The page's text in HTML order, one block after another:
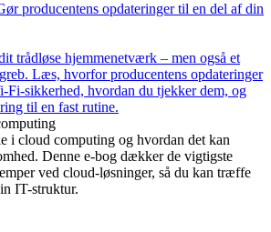
producentens opdateringer til en del af din
trådløse hjemmenetværk – men også et
Læs, hvorfor producentens opdateringer
hvordan du tjekker dem, og
til en fast rutine.
i cloud computing og hvordan det kan
Denne e-bog dækker de vigtigste
ved cloud-løsninger, så du kan træffe
IT-struktur.